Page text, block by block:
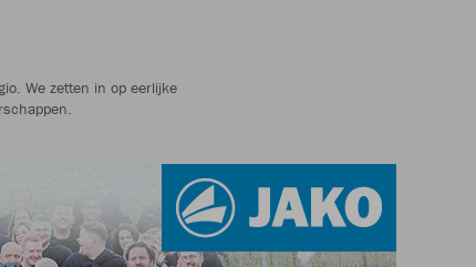
We zetten in op eerlijke